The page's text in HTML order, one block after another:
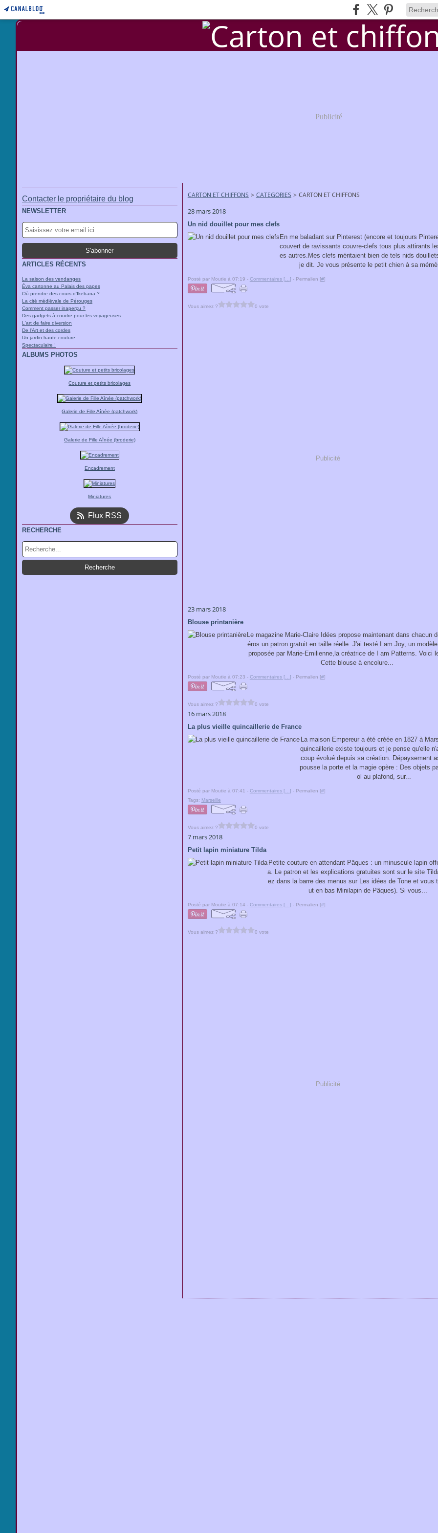
Publicité
Contacter le propriétaire du blog
NEWSLETTER
ARTICLES RÉCENTS
La saison des vendanges
Éva cartonne au Palais des papes
Où prendre des cours d'Ikebana ?
La cité médiévale de Pérouges
Comment passer inaperçu ?
Des gadgets à coudre pour les voyageuses
L'art de faire diversion
De l'Art et des cordes
Un jardin haute-couture
Spectaculaire !
ALBUMS PHOTOS
Couture et petits bricolages
Galerie de Fille Aînée (patchwork)
Galerie de Fille Aînée (broderie)
Encadrement
Miniatures
Flux RSS
RECHERCHE
CARTON ET CHIFFONS > CATEGORIES > CARTON ET CHIFFONS
28 mars 2018
Un nid douillet pour mes clefs
En me baladant sur Pinterest (encore et toujours
couvert de ravissants couvre-clefs tous plus attirants
es autres.Mes clefs méritaient bien de tels nids
je dit. Je vous présente le petit chien à sa
Posté par Moutie à 07:19 - Commentaires [… ] - Permalien [#]
Vous aimez ? 0 vote
Publicité
23 mars 2018
Blouse printanière
Le magazine Marie-Claire Idées propose maintenant dans chacun
éros un patron gratuit en taille réelle. J'ai testé I am Joy, un
proposée par Marie-Emilienne,la créatrice de I am Patterns. Voici
Cette blouse à encolure...
Posté par Moutie à 07:23 - Commentaires [… ] - Permalien [#]
Vous aimez ? 0 vote
16 mars 2018
La plus vieille quincaillerie de France
La maison Empereur a été créée en 1827 à
quincaillerie existe toujours et je pense qu'elle
coup évolué depuis sa création. Dépaysement
pousse la porte et la magie opère : Des objets
ol au plafond, sur...
Posté par Moutie à 07:41 - Commentaires [… ] - Permalien [#]
Tags: Marseille
Vous aimez ? 0 vote
7 mars 2018
Petit lapin miniature Tilda
Petite couture en attendant Pâques : un minuscule lapin
a. Le patron et les explications gratuites sont sur le site
ez dans la barre des menus sur Les idées de Tone et vous
ut en bas Minilapin de Pâques). Si vous...
Posté par Moutie à 07:14 - Commentaires [… ] - Permalien [#]
Vous aimez ? 0 vote
Publicité